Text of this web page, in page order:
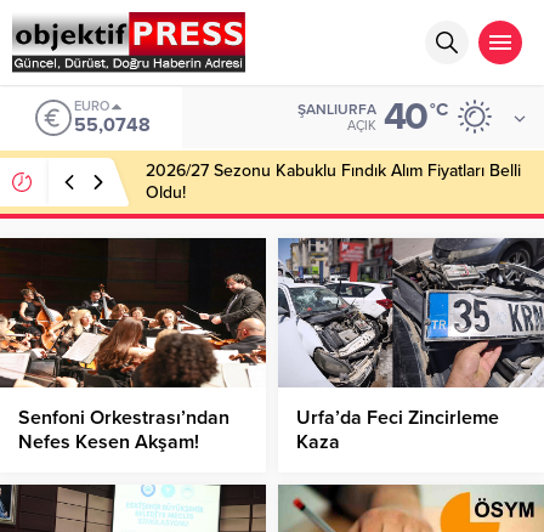
EURO
55,0748
ŞANLIURFA
AÇIK 40°C
2026/27 Sezonu Kabuklu Fındık Alım Fiyatları Belli
Oldu!
Senfoni Orkestrası’ndan
Nefes Kesen Akşam!
Urfa’da Feci Zincirleme
Kaza